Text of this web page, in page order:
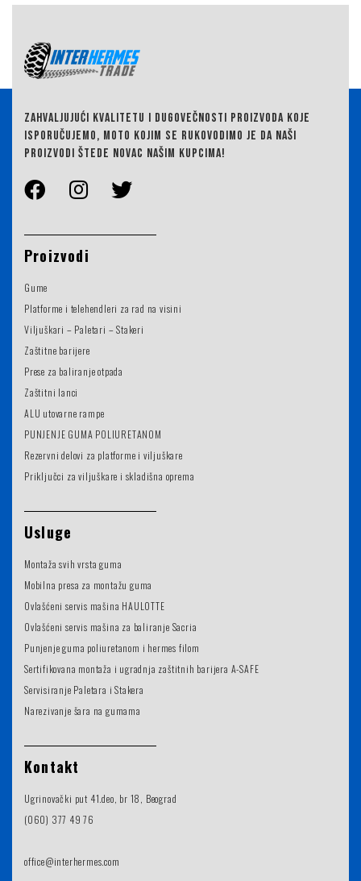
ZAHVALJUJUĆI KVALITETU I DUGOVEČNOSTI PROIZVODA KOJE
ISPORUČUJEMO, MOTO KOJIM SE RUKOVODIMO JE DA NAŠI
PROIZVODI ŠTEDE NOVAC NAŠIM KUPCIMA!
Proizvodi
Gume
Platforme i telehendleri za rad na visini
Viljuškari – Paletari – Stakeri
Zaštitne barijere
Prese za baliranje otpada
Zaštitni lanci
ALU utovarne rampe
PUNJENJE GUMA POLIURETANOM
Rezervni delovi za platforme i viljuškare
Priključci za viljuškare i skladišna oprema
Usluge
Montaža svih vrsta guma
Mobilna presa za montažu guma
Ovlašćeni servis mašina HAULOTTE
Ovlašćeni servis mašina za baliranje Sacria
Punjenje guma poliuretanom i hermes filom
Sertifikovana montaža i ugradnja zaštitnih barijera A-SAFE
Servisiranje Paletara i Stakera
Narezivanje šara na gumama
Kontakt
Ugrinovački put 41.deo, br 18, Beograd
(060) 377 49 76
office@interhermes.com